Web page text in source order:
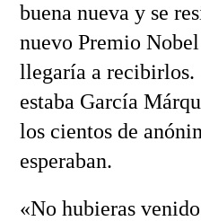
buena nueva y se
nuevo Premio
llegaría a recibirlos.
estaba García
los cientos de
esperaban.
«No hubieras